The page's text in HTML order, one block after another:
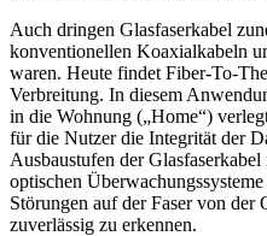
Auch dringen Glasfaserkabel
konventionellen Koaxialkabeln
waren. Heute findet Fiber-To-
Verbreitung. In diesem
in die Wohnung („Home“)
für die Nutzer die Integrität der
Ausbaustufen der
optischen
Störungen auf der Faser von der
zuverlässig zu erkennen.